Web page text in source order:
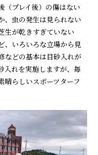
（プレイ後）の傷はない
、虫の発生は見られない
生が乾きすぎていない
、いろいろな立場から見
などの基本は目砂入れが
入れを実施しますが、毎
晴らしいスポーツターフ